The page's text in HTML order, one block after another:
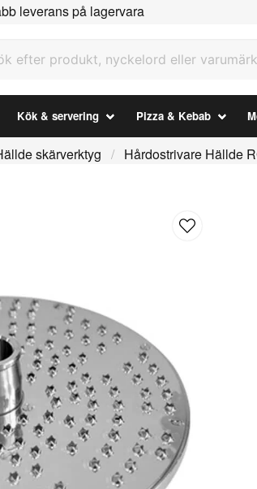
leverans på lagervara
Kök & servering Pizza & Kebab
skärverktyg Hårdostrivare Hällde